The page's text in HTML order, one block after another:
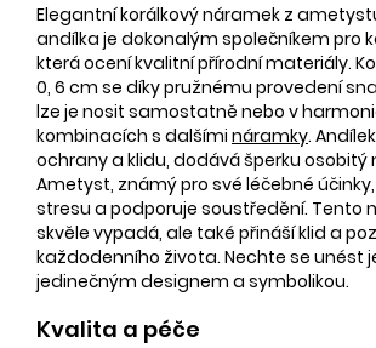
Elegantní korálkový náramek z
andílka je dokonalým společníkem pro
která ocení kvalitní přírodní materiály.
0, 6 cm se díky pružnému provedení
lze je nosit samostatně nebo v
kombinacích s dalšími náramky.
ochrany a klidu, dodává šperku osobitý
Ametyst, známý pro své léčebné
stresu a podporuje soustředění. Tento
skvěle vypadá, ale také přináší klid a
každodenního života. Nechte se unést
jedinečným designem a symbolikou.
Kvalita a péče